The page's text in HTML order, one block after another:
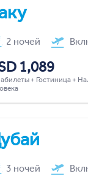
2 ночей
1,089
+ Гостиница +
3 ночей